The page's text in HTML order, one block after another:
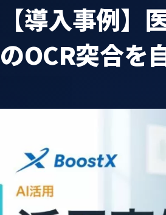
【導入事例
のOCR突合を